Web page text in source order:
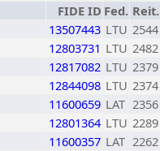
FIDE ID Fed. Reit.
13507443 LTU 2544
12803731 LTU 2482
12817082 LTU 2379
12844098 LTU 2374
11600659 LAT 2356
12801364 LTU 2289
11600357 LAT 2262